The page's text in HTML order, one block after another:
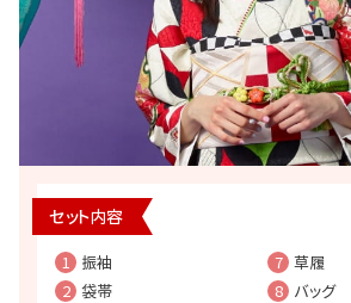
1
振袖
2 袋帯
7 草履
8 バッグ
セット内容